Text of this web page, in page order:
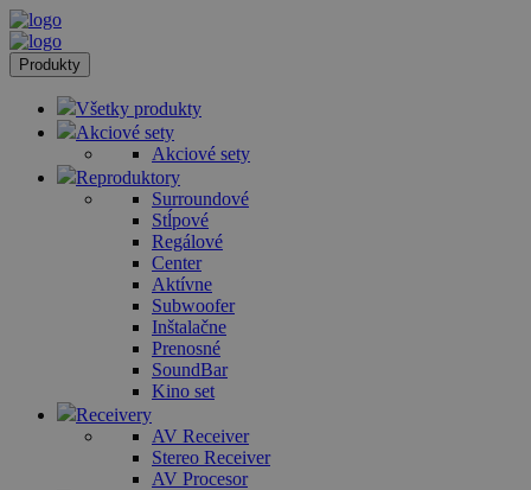
Produkty
Všetky produkty
Akciové sety
Akciové sety
Reproduktory
Surroundové
Stĺpové
Regálové
Center
Aktívne
Subwoofer
Inštalačne
Prenosné
SoundBar
Kino set
Receivery
AV Receiver
Stereo Receiver
AV Procesor